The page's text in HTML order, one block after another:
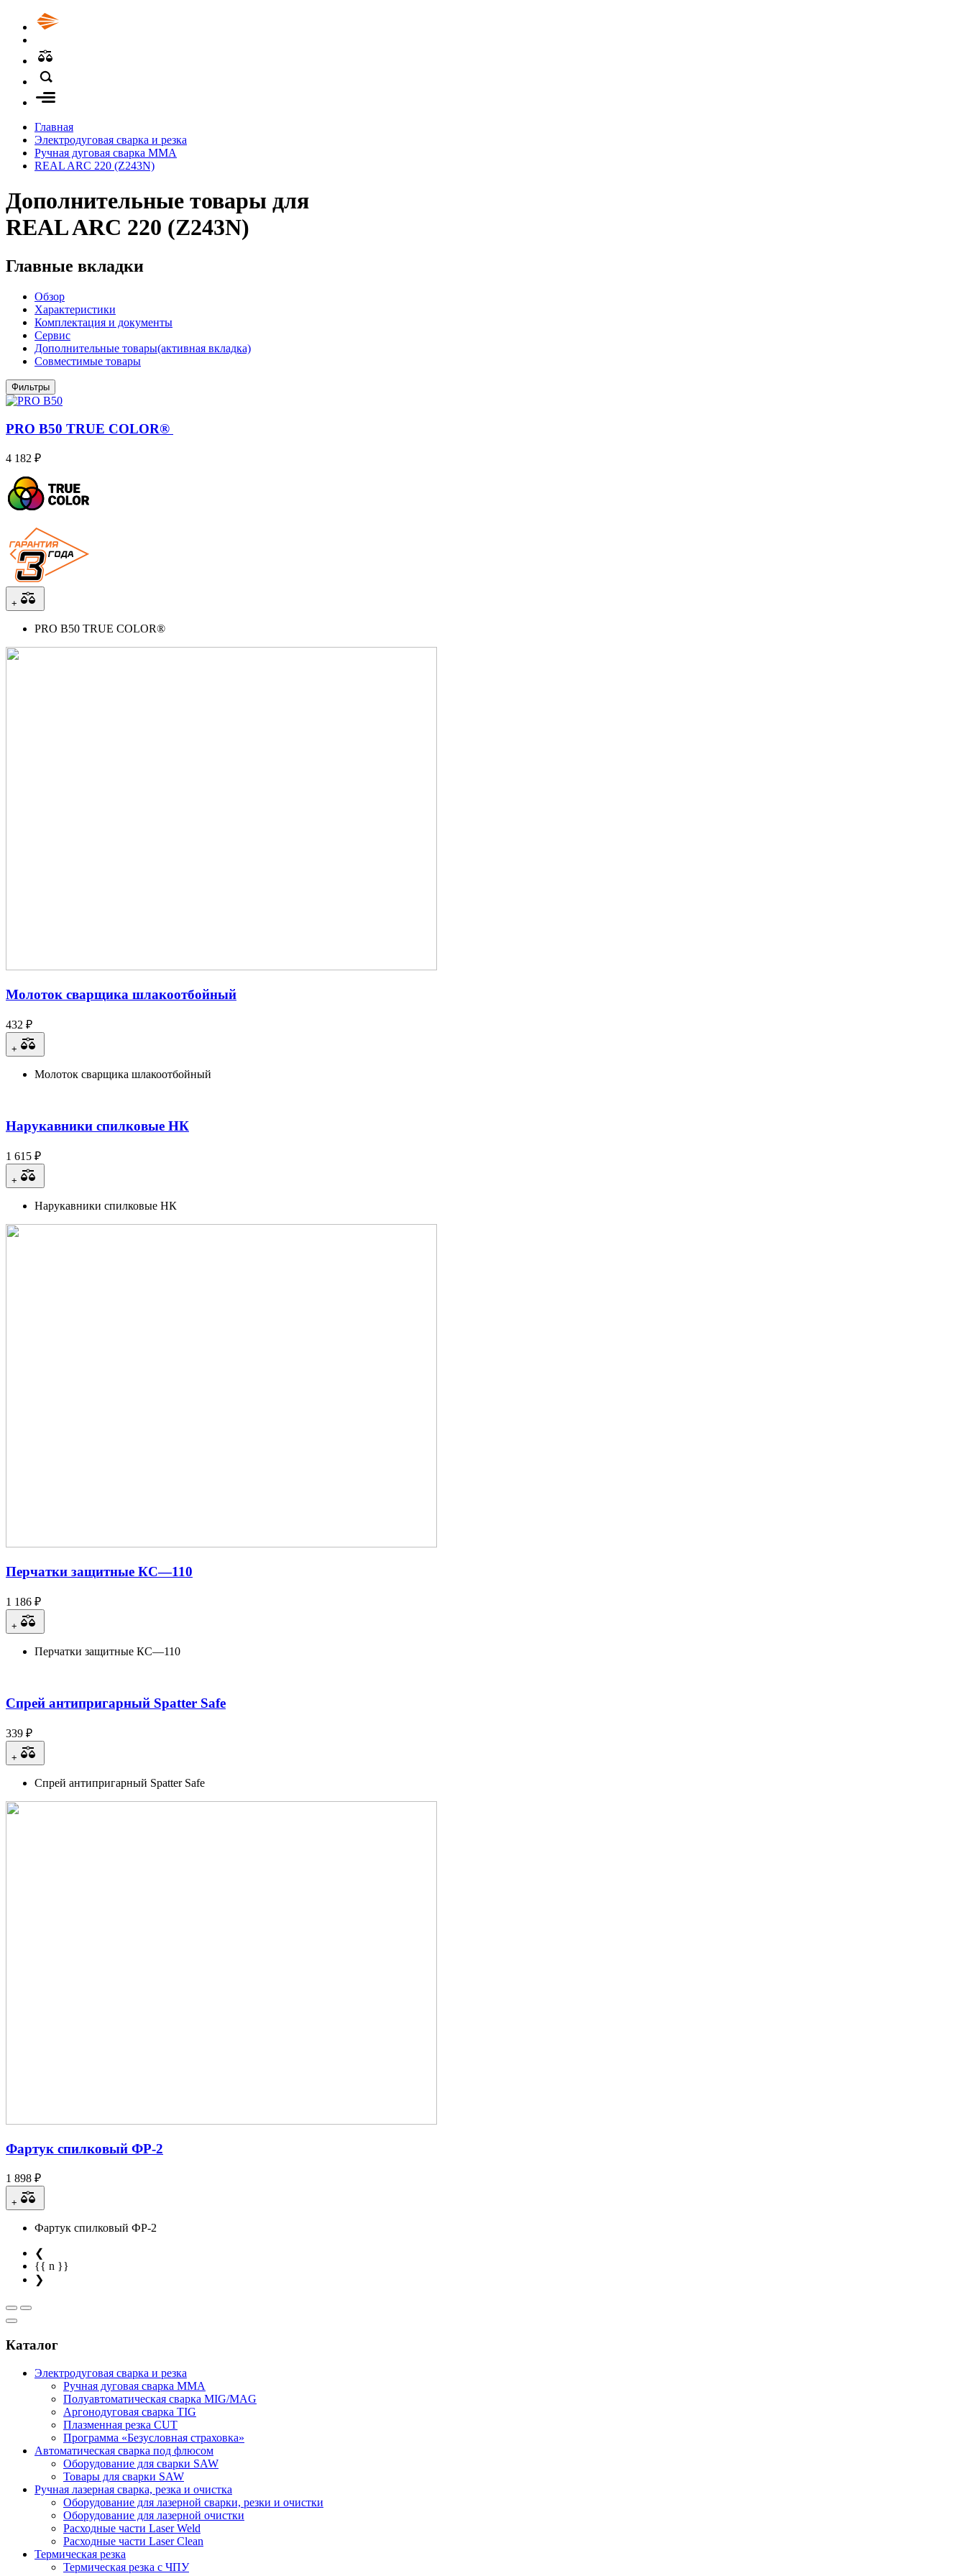
Главная
Электродуговая сварка и резка
Ручная дуговая сварка MMA
REAL ARC 220 (Z243N)
Дополнительные товары для
REAL ARC 220 (Z243N)
Главные вкладки
Обзор
Характеристики
Комплектация и документы
Сервис
Дополнительные товары(активная вкладка)
Совместимые товары
Фильтры
PRO В50 TRUE COLOR®
4 182 ₽
+
PRO В50 TRUE COLOR®
Молоток сварщика шлакоотбойный
432 ₽
+
Молоток сварщика шлакоотбойный
Нарукавники спилковые НК
1 615 ₽
+
Нарукавники спилковые НК
Перчатки защитные КС—110
1 186 ₽
+
Перчатки защитные КС—110
Спрей антипригарный Spatter Safe
339 ₽
+
Спрей антипригарный Spatter Safe
Фартук спилковый ФР-2
1 898 ₽
+
Фартук спилковый ФР-2
❮
{{ n }}
❯
Каталог
Электродуговая сварка и резка
Ручная дуговая сварка MMA
Полуавтоматическая сварка MIG/MAG
Аргонодуговая сварка TIG
Плазменная резка CUT
Программа «Безусловная страховка»
Автоматическая сварка под флюсом
Оборудование для сварки SAW
Товары для сварки SAW
Ручная лазерная сварка, резка и очистка
Оборудование для лазерной сварки, резки и очистки
Оборудование для лазерной очистки
Расходные части Laser Weld
Расходные части Laser Clean
Термическая резка
Термическая резка с ЧПУ